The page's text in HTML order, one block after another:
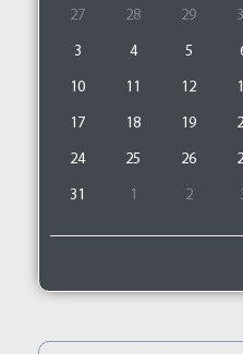
27 28 29
3 4 5
10 11 12
17 18 19
24 25 26
31 1 2